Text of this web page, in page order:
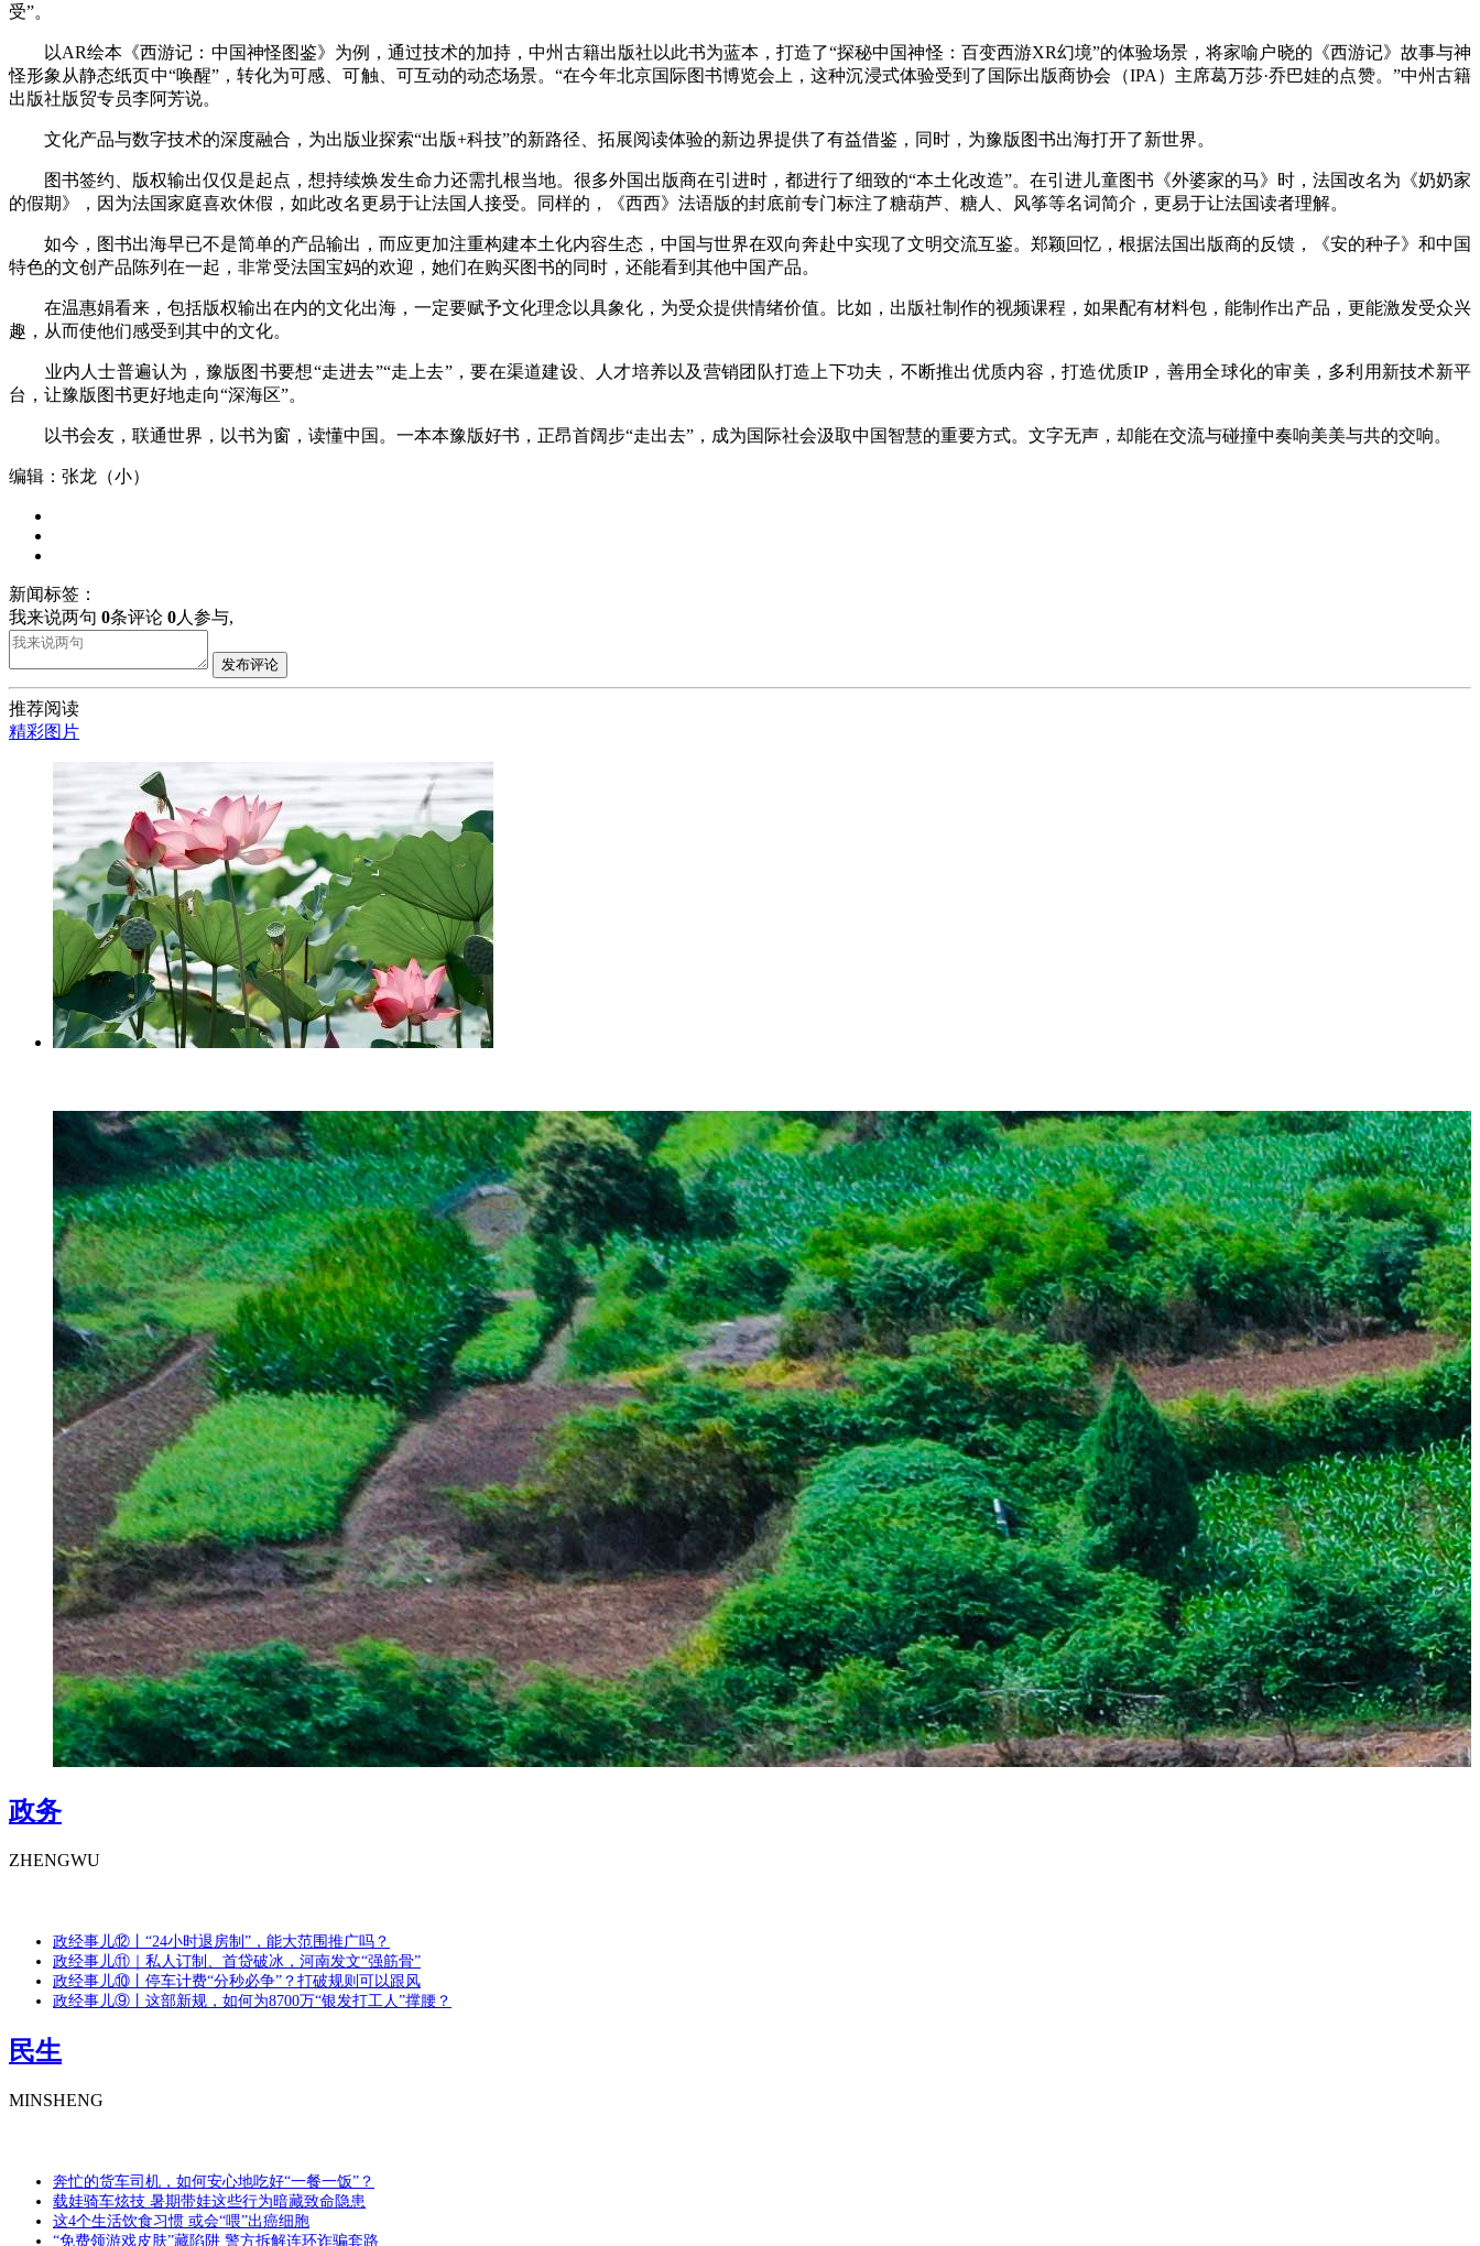
受”。
以AR绘本《西游记：中国神怪图鉴》为例，通过技术的加持，中州古籍出版社以此书为蓝本，打造了“探秘中国神怪：百变西游XR幻境”的体验场景，将家喻户晓的《西游记》故事与神
怪形象从静态纸页中“唤醒”，转化为可感、可触、可互动的动态场景。“在今年北京国际图书博览会上，这种沉浸式体验受到了国际出版商协会（IPA）主席葛万莎·乔巴娃的点赞。”中州古籍
出版社版贸专员李阿芳说。
文化产品与数字技术的深度融合，为出版业探索“出版+科技”的新路径、拓展阅读体验的新边界提供了有益借鉴，同时，为豫版图书出海打开了新世界。
图书签约、版权输出仅仅是起点，想持续焕发生命力还需扎根当地。很多外国出版商在引进时，都进行了细致的“本土化改造”。在引进儿童图书《外婆家的马》时，法国改名为《奶奶家
的假期》，因为法国家庭喜欢休假，如此改名更易于让法国人接受。同样的，《西西》法语版的封底前专门标注了糖葫芦、糖人、风筝等名词简介，更易于让法国读者理解。
如今，图书出海早已不是简单的产品输出，而应更加注重构建本土化内容生态，中国与世界在双向奔赴中实现了文明交流互鉴。郑颖回忆，根据法国出版商的反馈，《安的种子》和中国
特色的文创产品陈列在一起，非常受法国宝妈的欢迎，她们在购买图书的同时，还能看到其他中国产品。
在温惠娟看来，包括版权输出在内的文化出海，一定要赋予文化理念以具象化，为受众提供情绪价值。比如，出版社制作的视频课程，如果配有材料包，能制作出产品，更能激发受众兴
趣，从而使他们感受到其中的文化。
业内人士普遍认为，豫版图书要想“走进去”“走上去”，要在渠道建设、人才培养以及营销团队打造上下功夫，不断推出优质内容，打造优质IP，善用全球化的审美，多利用新技术新平
台，让豫版图书更好地走向“深海区”。
以书会友，联通世界，以书为窗，读懂中国。一本本豫版好书，正昂首阔步“走出去”，成为国际社会汲取中国智慧的重要方式。文字无声，却能在交流与碰撞中奏响美美与共的交响。
编辑：张龙（小）
新闻标签：
我来说两句 0条评论 0人参与,
发布评论
推荐阅读